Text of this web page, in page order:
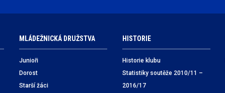
MLÁDEŽNICKÁ DRUŽSTVA
Junioři
Dorost
Starší žáci
HISTORIE
Historie klubu
Statistiky soutěže 2010/11 –
2016/17